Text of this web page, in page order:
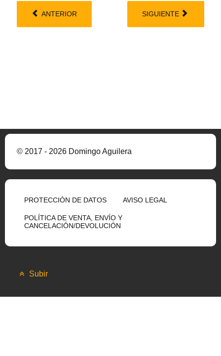
ANTERIOR SIGUIENTE
© 2017 - 2026 Domingo Aguilera
PROTECCIÓN DE DATOS AVISO LEGAL
POLÍTICA DE VENTA, ENVÍO Y
CANCELACIÓN/DEVOLUCIÓN
Subir